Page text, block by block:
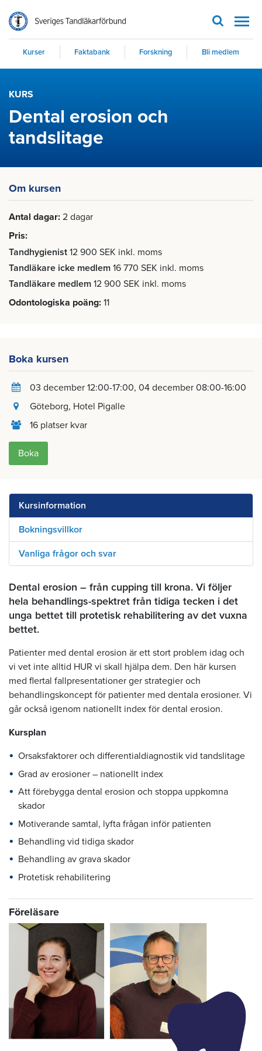
Kurser Faktabank Forskning Bli medlem
KURS
Dental erosion och
tandslitage
Om kursen
Antal dagar 2 dagar
Pris
Tandhygienist 12 900 SEK inkl. moms
Tandläkare icke medlem 16 770 SEK inkl. moms
Tandläkare medlem 12 900 SEK inkl. moms
Odontologiska poäng 11
Boka kursen
03 december 12:00-17:00 04 december 08:00-16:00
Göteborg, Hotel Pigalle
16 platser kvar
Boka
Kursinformation
Bokningsvillkor
Vanliga frågor och svar
Dental erosion – från cupping till krona. Vi följer
hela behandlings-spektret från tidiga tecken i det
unga bettet till protetisk rehabilitering av det vuxna
bettet.
Patienter med dental erosion är ett stort problem idag och
vi vet inte alltid HUR vi skall hjälpa dem. Den här kursen
med flertal fallpresentationer ger strategier och
behandlingskoncept för patienter med dentala erosioner. Vi
går också igenom nationellt index för dental erosion.
Kursplan
Orsaksfaktorer och differentialdiagnostik vid tandslitage
Grad av erosioner – nationellt index
Att förebygga dental erosion och stoppa uppkomna
skador
Motiverande samtal, lyfta frågan inför patienten
Behandling vid tidiga skador
Behandling av grava skador
Protetisk rehabilitering
Föreläsare